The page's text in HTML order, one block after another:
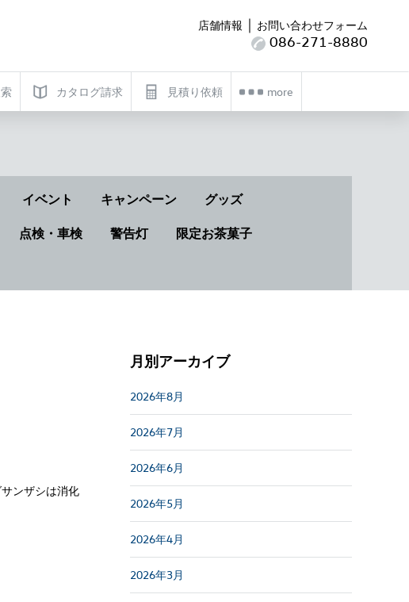
カタログ請求 見積り依頼 more
店舗情報 ｜ お問い合わせフォーム
086-271-8880
イベント キャンペーン グッズ
点検・車検 警告灯 限定お茶菓子
ンザシは消化
月別アーカイブ
2026年8月
2026年7月
2026年6月
2026年5月
2026年4月
2026年3月